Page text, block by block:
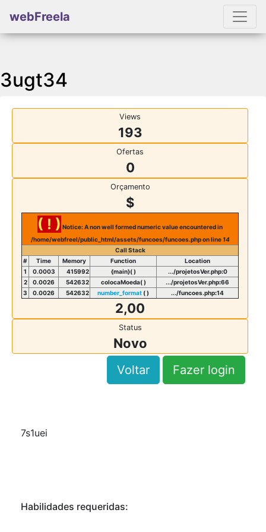
webFreela
3ugt34
Views
193
Ofertas
0
Orçamento
$
( ! ) Notice: A non well formed numeric value encountered in
/home/webfreel/public_html/assets/funcoes/funcoes.php on line 14
Call Stack
#
Time Memory Function
Location
1
0.0003 415992 {main}( ) .../projetosVer.php:0
2
0.0026 542632 colocaMoeda( ) .../projetosVer.php:66
3
0.0026 542632 number_format ( ) .../funcoes.php:14
2,00
Status
Novo
Voltar Fazer login
7s1uei
Habilidades requeridas: